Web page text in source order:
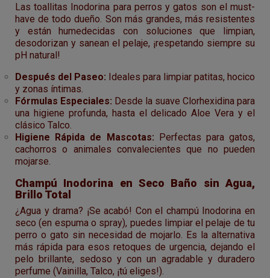
Las toallitas Inodorina para perros y gatos son el must-
have de todo dueño. Son más grandes, más resistentes
y están humedecidas con soluciones que limpian,
desodorizan y sanean el pelaje, ¡respetando siempre su
pH natural!
Después del Paseo: Ideales para limpiar patitas, hocico
y zonas íntimas.
Fórmulas Especiales: Desde la suave Clorhexidina para
una higiene profunda, hasta el delicado Aloe Vera y el
clásico Talco.
Higiene Rápida de Mascotas: Perfectas para gatos,
cachorros o animales convalecientes que no pueden
mojarse.
Champú Inodorina en Seco Baño sin Agua,
Brillo Total
¿Agua y drama? ¡Se acabó! Con el champú Inodorina en
seco (en espuma o spray), puedes limpiar el pelaje de tu
perro o gato sin necesidad de mojarlo. Es la alternativa
más rápida para esos retoques de urgencia, dejando el
pelo brillante, sedoso y con un agradable y duradero
perfume (Vainilla, Talco, ¡tú eliges!).